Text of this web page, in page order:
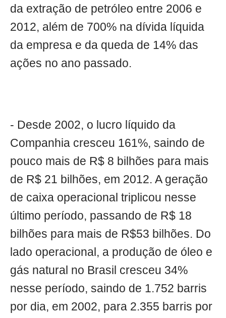
da extração de petróleo entre 2006 e
2012, além de 700% na dívida líquida
da empresa e da queda de 14% das
ações no ano passado.
- Desde 2002, o lucro líquido da
Companhia cresceu 161%, saindo de
pouco mais de R$ 8 bilhões para mais
de R$ 21 bilhões, em 2012. A geração
de caixa operacional triplicou nesse
último período, passando de R$ 18
bilhões para mais de R$53 bilhões. Do
lado operacional, a produção de óleo e
gás natural no Brasil cresceu 34%
nesse período, saindo de 1.752 barris
por dia, em 2002, para 2.355 barris por